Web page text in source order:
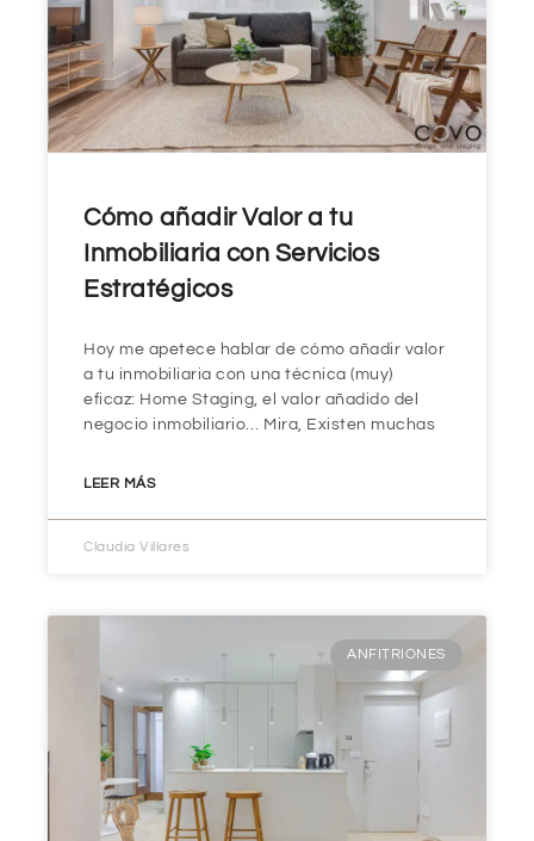
Cómo añadir Valor a tu
Inmobiliaria con Servicios
Estratégicos
Hoy me apetece hablar de cómo añadir valor
a tu inmobiliaria con una técnica (muy)
eficaz: Home Staging, el valor añadido del
negocio inmobiliario… Mira, Existen muchas
LEER MÁS
Claudia Villares
ANFITRIONES